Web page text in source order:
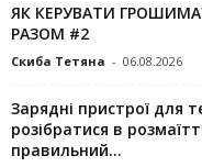
ЯК КЕРУВАТИ
РАЗОМ #2
Скиба Тетяна - 06.08.2026
Зарядні пристрої для
розібратися в
правильний...